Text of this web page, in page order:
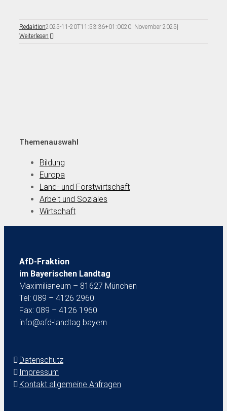
Redaktion2025-11-20T11:53:36+01:0020. November 2025|
Weiterlesen
Themenauswahl
Bildung
Europa
Land- und Forstwirtschaft
Arbeit und Soziales
Wirtschaft
AfD-Fraktion
im Bayerischen Landtag
Maximilianeum – 81627 München
Tel: 089 – 4126 2960
Fax: 089 – 4126 1960
info@afd-landtag.bayern
Datenschutz
Impressum
Kontakt allgemeine Anfragen